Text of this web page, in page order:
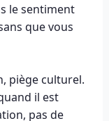
le sentiment
que vous
piège culturel.
il est
pas de